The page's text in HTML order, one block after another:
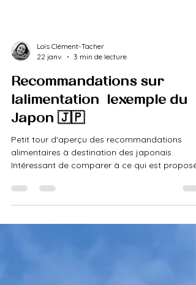
22 janv.
3 min de lecture
Recommandations sur
l'alimentation : l'exemple du
Japon 🇯🇵
Petit tour d'aperçu des recommandations
Intéressant de comparer à ce qui est proposé
chez nous, mais aussi aux nouvelles